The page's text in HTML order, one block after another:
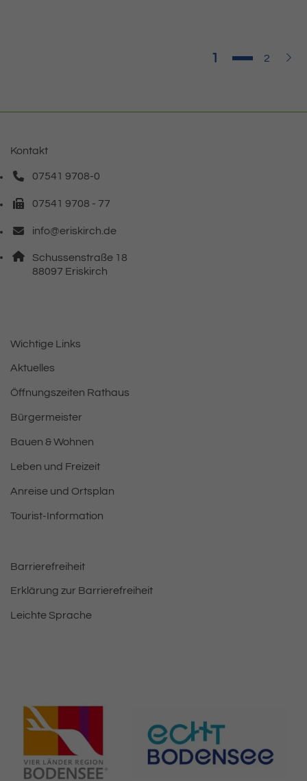
Seite
1 Seite
2
Kontakt
07541 9708-0
Telefonnummer: 0 7 5 4 1 9 7 0 8 0
07541 9708 - 77
Faxnummer: 0 7 5 4 1 9 7 0 8 7 7
info@eriskirch.de
E-Mail Adresse: info@eriskirch.de
Adresse:
Schussenstraße 18
88097 , 8 8 0 9 7
Eriskirch
Wichtige Links
Aktuelles
Öffnungszeiten Rathaus
Bürgermeister
Bauen & Wohnen
Leben und Freizeit
Anreise und Ortsplan
Tourist-Information
Barrierefreiheit
Erklärung zur Barrierefreiheit
Leichte Sprache